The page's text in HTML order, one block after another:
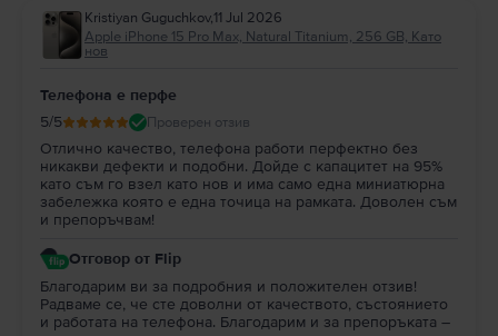
падне под 85%, тя се заменя с нова. Средното състояние на батерията
за всички модели iPhone, продавани на Flip, е 95%.
iPhone 15 Pro Max: Процесор и памет.
безупречно без ултрамодерен процесор. Безпрецедентната
производителност на iPhone 15 Pro Max се поддържа на A17 Pro, нов
CPU с 6 ядра, от които 2 са за производителност и 4 са за ефективност.
A17 Pro осигурява по-дълъг живот на батерията и поддържа
изчислителна фотография.
За този модел смартфон може да избираш между три опции за
памет: 256 GB, 512 GB и 1 TB. Каквито и да са твоите нужди за
съхранение на любимите ти типове съдържание, имаш възможност да
избереш тази най-подходяща за теб памет.
iPhone 15 Pro Max: SIM карта и изисквания за работа.
По отношение на спецификациите на SIM картата, iPhone 15 Pro Max има
две SIM (nano-SIM и eSIM) 15 и поддържа двойна eSIM.
Важно е да отбележим също, че за да функционира без
Kristiyan Guguchkov,11 Jul 2026
Apple iPhone 15 Pro Max, Natural Titanium, 256 GB, Като
нов
Телефона е перфе
5/5 Проверен отзив
Отлично качество, телефона работи перфектно без
никакви дефекти и подобни. Дойде с капацитет на 95%
като съм го взел като нов и има само една миниатюрна
забележка която е една точица на рамката. Доволен съм
и препоръчвам!
Отговор от Flip
Благодарим ви за подробния и положителен отзив!
Радваме се, че сте доволни от качеството, състоянието
и работата на телефона. Благодарим и за препоръката –